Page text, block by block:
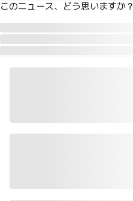
このニュース、どう思いますか？